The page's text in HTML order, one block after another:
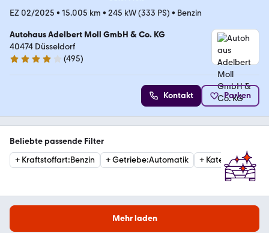
EZ 02/2025 • 15.005 km • 245 kW (333 PS) • Benzin
Autohaus Adelbert Moll GmbH & Co. KG
40474 Düsseldorf
4.1 Sterne
(495)
Kontakt Parken
Beliebte passende Filter
+ Kraftstoffart:Benzin +Getriebe:Automatik + Kategorie:
Mehr laden